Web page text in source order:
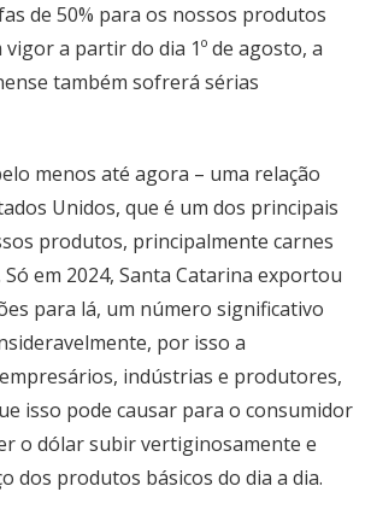
de 50% para os nossos produtos
a partir do dia 1º de agosto, a
também sofrerá sérias
menos até agora – uma relação
Unidos, que é um dos principais
produtos, principalmente carnes
Só em 2024, Santa Catarina exportou
para lá, um número significativo
por isso a
indústrias e produtores,
isso pode causar para o consumidor
o dólar subir vertiginosamente e
dos produtos básicos do dia a dia.